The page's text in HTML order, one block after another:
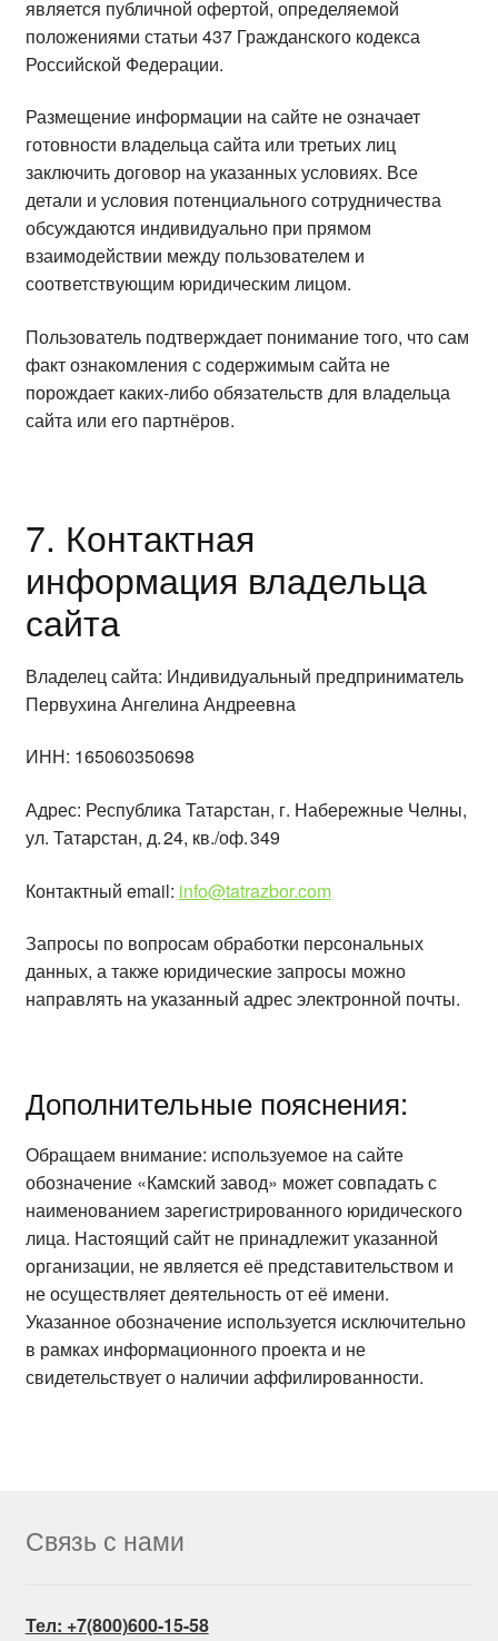
является публичной офертой, определяемой
положениями статьи 437 Гражданского кодекса
Российской Федерации.
Размещение информации на сайте не означает
готовности владельца сайта или третьих лиц
заключить договор на указанных условиях. Все
детали и условия потенциального сотрудничества
обсуждаются индивидуально при прямом
взаимодействии между пользователем и
соответствующим юридическим лицом.
Пользователь подтверждает понимание того, что сам
факт ознакомления с содержимым сайта не
порождает каких-либо обязательств для владельца
сайта или его партнёров.
7. Контактная
информация владельца
сайта
Владелец сайта: Индивидуальный предприниматель
Первухина Ангелина Андреевна
ИНН: 165060350698
Адрес: Республика Татарстан, г. Набережные Челны,
ул. Татарстан, д. 24, кв./оф. 349
Контактный email: info@tatrazbor.com
Запросы по вопросам обработки персональных
данных, а также юридические запросы можно
направлять на указанный адрес электронной почты.
Дополнительные пояснения:
Обращаем внимание: используемое на сайте
обозначение «Камский завод» может совпадать с
наименованием зарегистрированного юридического
лица. Настоящий сайт не принадлежит указанной
организации, не является её представительством и
не осуществляет деятельность от её имени.
Указанное обозначение используется исключительно
в рамках информационного проекта и не
свидетельствует о наличии аффилированности.
Связь с нами
Тел: +7(800)600-15-58